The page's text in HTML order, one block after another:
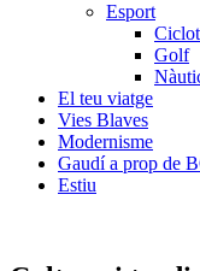
Esport
Golf
El teu viatge
Vies Blaves
Modernisme
Gaudí a prop de
Estiu